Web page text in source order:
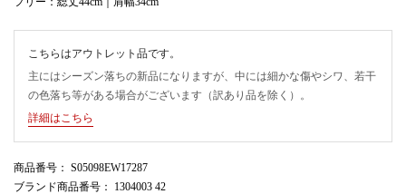
こちらはアウトレット品です。
主にはシーズン落ちの新品になりますが、中には細かな傷やシワ、若干
の色落ち等がある場合がございます（訳あり品を除く）。
詳細はこちら
商品番号 ： S05098EW17287
ブランド商品番号 ： 1304003 42